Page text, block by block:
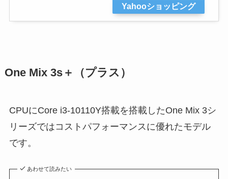
Yahooショッピング
One Mix 3s＋（プラス）
CPUにCore i3-10110Y搭載を搭載したOne Mix 3シ
リーズではコストパフォーマンスに優れたモデル
です。
あわせて読みたい